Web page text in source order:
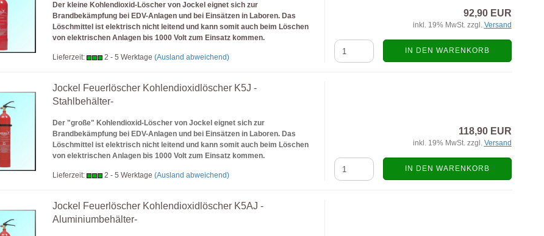
Der kleine Kohlendioxid-Löscher von Jockel eignet sich zur
Brandbekämpfung bei EDV-Anlagen und bei Einsätzen in Laboren. Das
Löschmittel ist elektrisch nicht leitend und kann somit auch beim Löschen
von elektrischen Anlagen bis 1000 Volt zum Einsatz kommen.
Lieferzeit: 2 - 5 Werktage (Ausland abweichend)
92,90 EUR
inkl. 19% MwSt. zzgl. Versand
IN DEN WARENKORB
Jockel Feuerlöscher Kohlendioxidlöscher K5J -
Stahlbehälter-
Der "große" Kohlendioxid-Löscher von Jockel eignet sich zur
Brandbekämpfung bei EDV-Anlagen und bei Einsätzen in Laboren. Das
Löschmittel ist elektrisch nicht leitend und kann somit auch beim Löschen
von elektrischen Anlagen bis 1000 Volt zum Einsatz kommen.
Lieferzeit: 2 - 5 Werktage (Ausland abweichend)
118,90 EUR
inkl. 19% MwSt. zzgl. Versand
IN DEN WARENKORB
Jockel Feuerlöscher Kohlendioxidlöscher K5AJ -
Aluminiumbehälter-